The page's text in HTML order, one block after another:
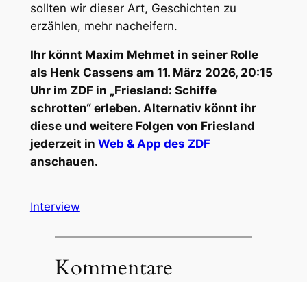
sollten wir dieser Art, Geschichten zu
erzählen, mehr nacheifern.
Ihr könnt Maxim Mehmet in seiner Rolle
als Henk Cassens am 11. März 2026, 20:15
Uhr im ZDF in „Friesland: Schiffe
schrotten“ erleben. Alternativ könnt ihr
diese und weitere Folgen von Friesland
jederzeit in Web & App des ZDF
anschauen.
Interview
Kommentare